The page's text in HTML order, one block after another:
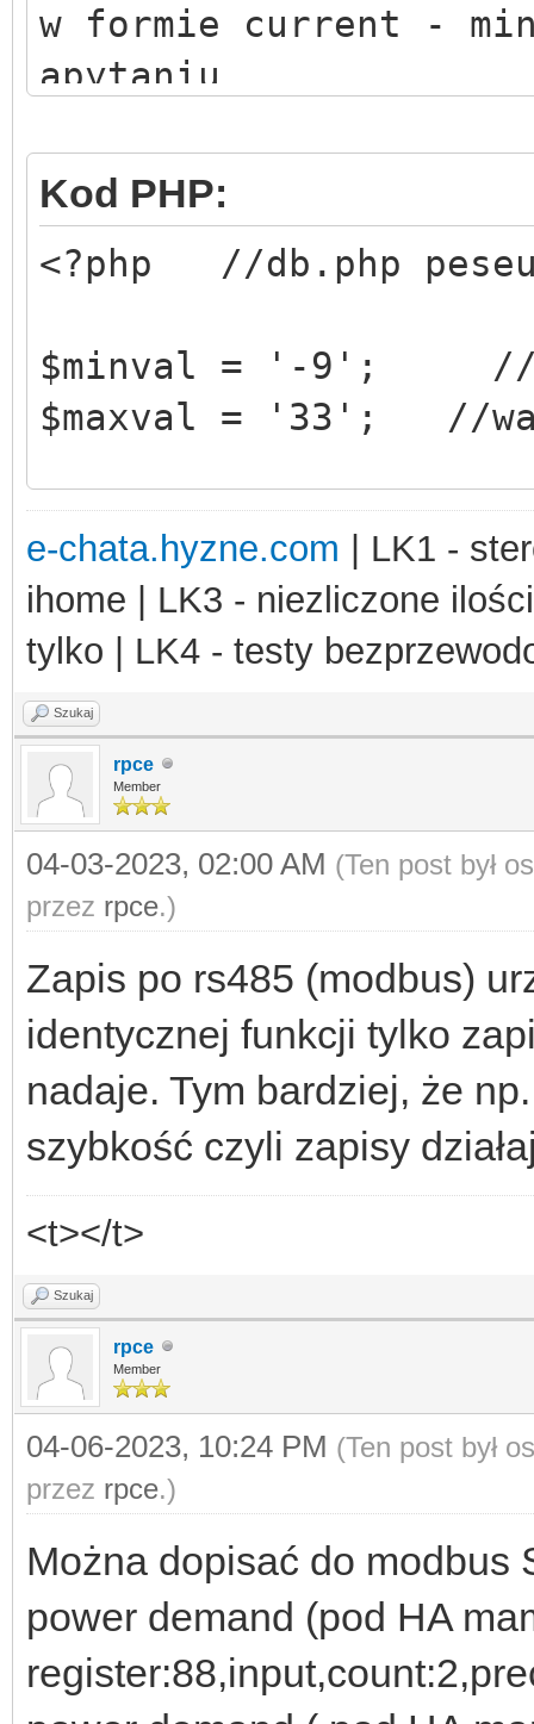
w formie current - min
apytaniu
function
{ //zapis do pseudo
$fileData =
foreach($fileData
if (strpos($line,
if
{$opis =
n($line));} else
$line =
'.$opis; $jest =
}
if (strpos($line,
{$line =
*end*/'."\n";}
$newArray[] =
}
$fp =
fwrite($fp,
fclose($fp);
}
owania SQL
/* -----------------
----------*/
if($mm != "") {
Kod PHP:
<?php //db.php
$minval = '-9'; //
$maxval = '33'; //
/*end*/
?>
e-chata.hyzne.com | LK1 -
ihome | LK3 - niezliczone
tylko | LK4 - testy
Szukaj
rpce
Member
04-03-2023, 02:00 AM (Ten post był
przez rpce.)
Zapis po rs485 (modbus)
identycznej funkcji tylko
nadaje. Tym bardziej, że
szybkość czyli zapisy
<t></t>
Szukaj
rpce
Member
04-06-2023, 10:24 PM (Ten post był
przez rpce.)
Można dopisać do modbus
power demand (pod HA